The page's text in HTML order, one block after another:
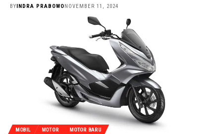
BYINDRA PRABOWONOVEMBER 11, 2024
MOBIL MOTOR MOTOR BARU